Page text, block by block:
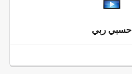
حسبي ربي